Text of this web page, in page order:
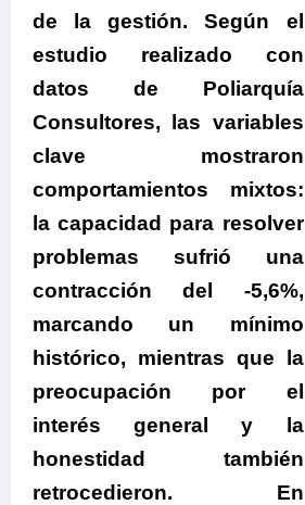
de la gestión. Según el
estudio realizado con
datos de Poliarquía
Consultores, las variables
clave mostraron
comportamientos mixtos:
la capacidad para resolver
problemas sufrió una
contracción del -5,6%,
marcando un mínimo
histórico, mientras que la
preocupación por el
interés general y la
honestidad también
retrocedieron. En